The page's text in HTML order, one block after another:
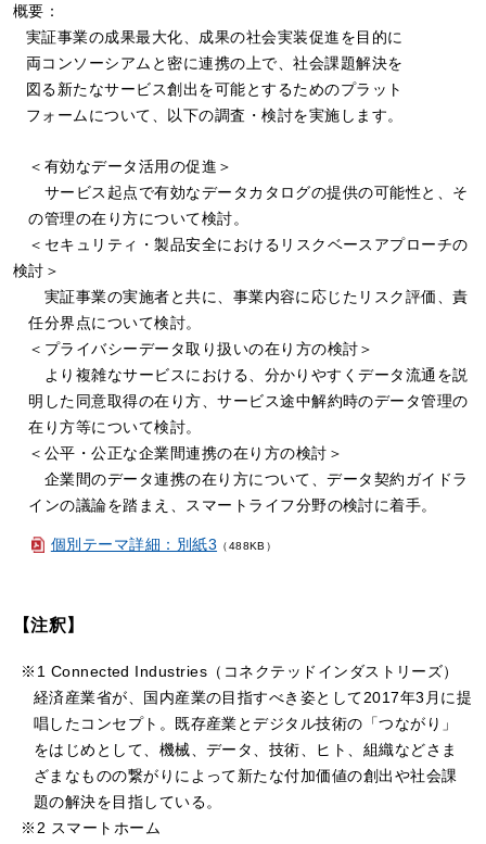
概要：
実証事業の成果最大化、成果の社会実装促進を目的に
両コンソーシアムと密に連携の上で、社会課題解決を
図る新たなサービス創出を可能とするためのプラット
フォームについて、以下の調査・検討を実施します。
＜有効なデータ活用の促進＞
サービス起点で有効なデータカタログの提供の可能性と、そ
の管理の在り方について検討。
＜セキュリティ・製品安全におけるリスクベースアプローチの
検討＞
実証事業の実施者と共に、事業内容に応じたリスク評価、責
任分界点について検討。
＜プライバシーデータ取り扱いの在り方の検討＞
より複雑なサービスにおける、分かりやすくデータ流通を説
明した同意取得の在り方、サービス途中解約時のデータ管理の
在り方等について検討。
＜公平・公正な企業間連携の在り方の検討＞
企業間のデータ連携の在り方について、データ契約ガイドラ
インの議論を踏まえ、スマートライフ分野の検討に着手。
個別テーマ詳細：別紙3 （488KB）
【注釈】
※1 Connected Industries（コネクテッドインダストリーズ）
経済産業省が、国内産業の目指すべき姿として2017年3月に提
唱したコンセプト。既存産業とデジタル技術の「つながり」
をはじめとして、機械、データ、技術、ヒト、組織などさま
ざまなものの繋がりによって新たな付加価値の創出や社会課
題の解決を目指している。
※2 スマートホーム